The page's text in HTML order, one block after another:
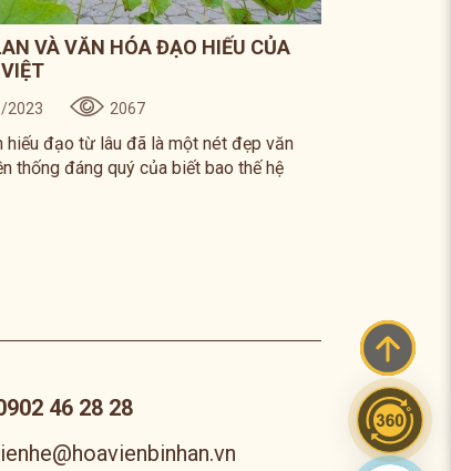
VÀ VĂN HÓA ĐẠO HIẾU CỦA
2023 2067
hiếu đạo từ lâu đã là một nét đẹp văn
thống đáng quý của biết bao thế hệ
46 28 28